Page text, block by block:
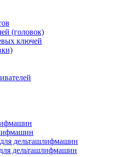
(головок)
ключей
дельташлифмашин
дельташлифмашин